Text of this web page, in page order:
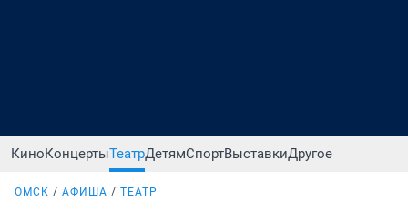
КиноКонцертыТеатрДетямСпортВыставкиДругое
ОМСК АФИША ТЕАТР